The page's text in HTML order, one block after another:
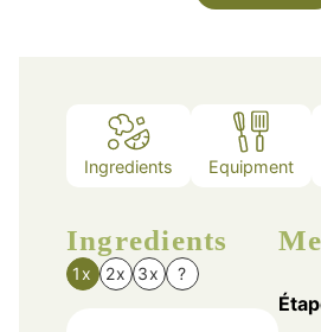
Ingredients Equipment
Ingredients
1x 2x 3x ?